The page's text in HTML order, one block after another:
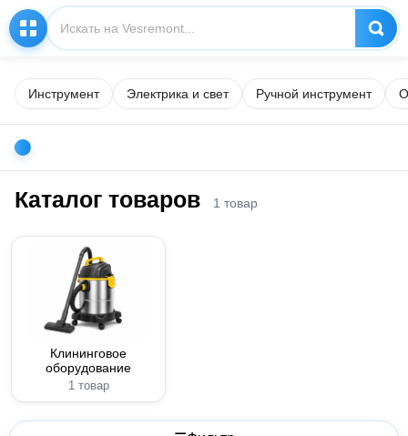
Инструмент Электрика и свет Ручной инструмент
Каталог товаров 1 товар
Клининговое
оборудование
1 товар